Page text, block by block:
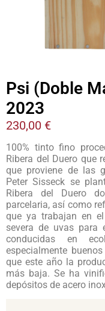
Psi (Doble
2023
230,00 €
100% tinto fino
Ribera del Duero que
que proviene de las
Peter Sisseck se
Ribera del Duero
parcelaria, así como
que ya trabajan en
severa de uvas para
conducidas en
especialmente
que este año la
más baja. Se ha
depósitos de acero